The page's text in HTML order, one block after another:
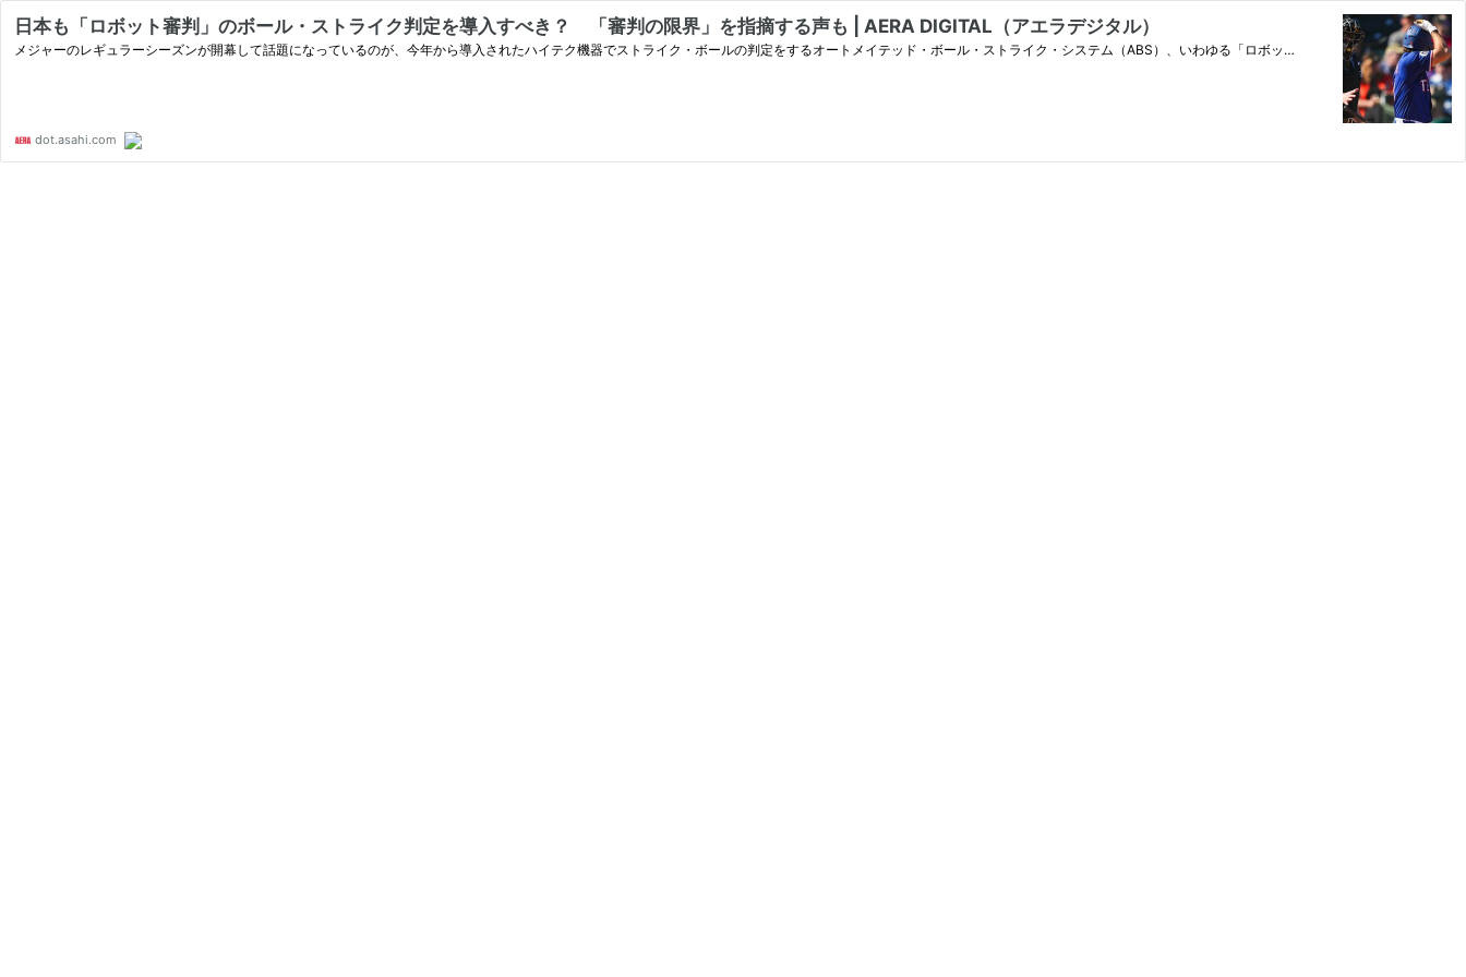
日本も「ロボット審判」のボール・ストライク判定を導入すべき？ 「審判の限界」を指摘する声も | AERA DIGITAL（アエラデジタル）
メジャーのレギュラーシーズンが開幕して話題になっているのが、今年から導入されたハイテク機器でストライク・ボールの判定をするオートメイテッド・ボール・ストライク・システム（ABS）、いわゆる「ロボッ…
dot.asahi.com